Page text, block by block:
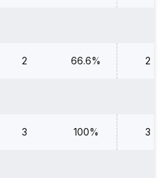
2 66.6% 2
3 100% 3